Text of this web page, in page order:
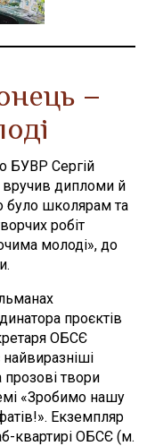
–
БУВР Сергій
вручив дипломи й
було школярам та
робіт
молоді», до
проєктів
ОБСЄ
прозові твори
«Зробимо нашу
Екземпляр
квартирі ОБСЄ (м.